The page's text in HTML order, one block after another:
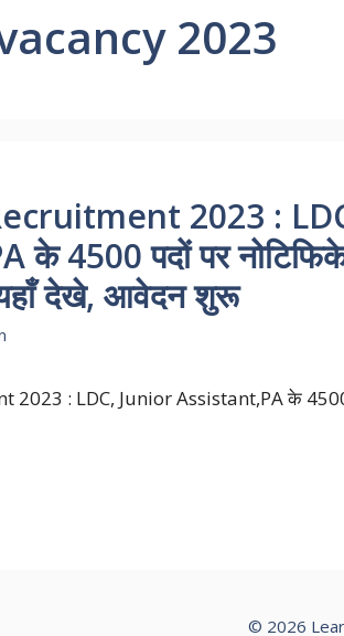
2023
2023 :
के 4500 पदों पर
यहाँ देखे, आवेदन शुरू
2023 : LDC, Junior Assistant,PA के 4500
© 2026